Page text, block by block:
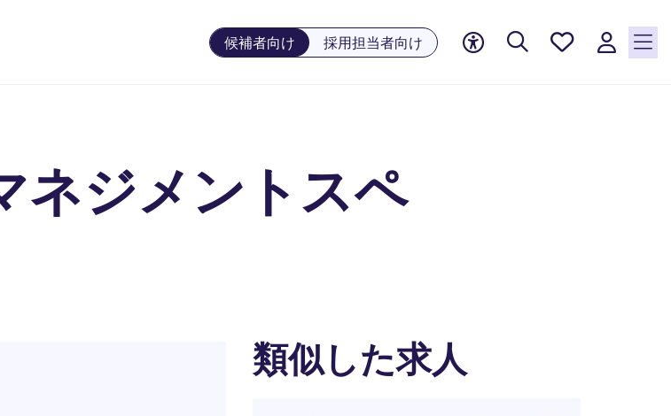
候補者向け 採用担当者向け
お気に
ネジメントスペ
類似した求人